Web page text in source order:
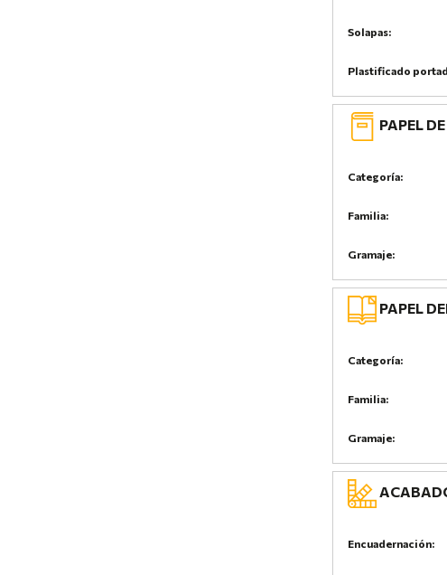
Solapas:
Plastificado
PAPEL
Categoría:
Familia:
Gramaje:
PAPEL
Categoría:
Familia:
Gramaje:
Encuadernación: